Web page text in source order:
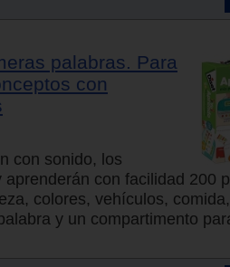
palabras. Para
con
con sonido, los
con facilidad 200
colores, vehículos,
y un compartimento